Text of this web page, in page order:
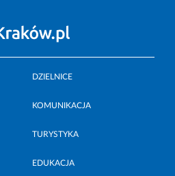
DZIELNICE
KOMUNIKACJA
TURYSTYKA
EDUKACJA